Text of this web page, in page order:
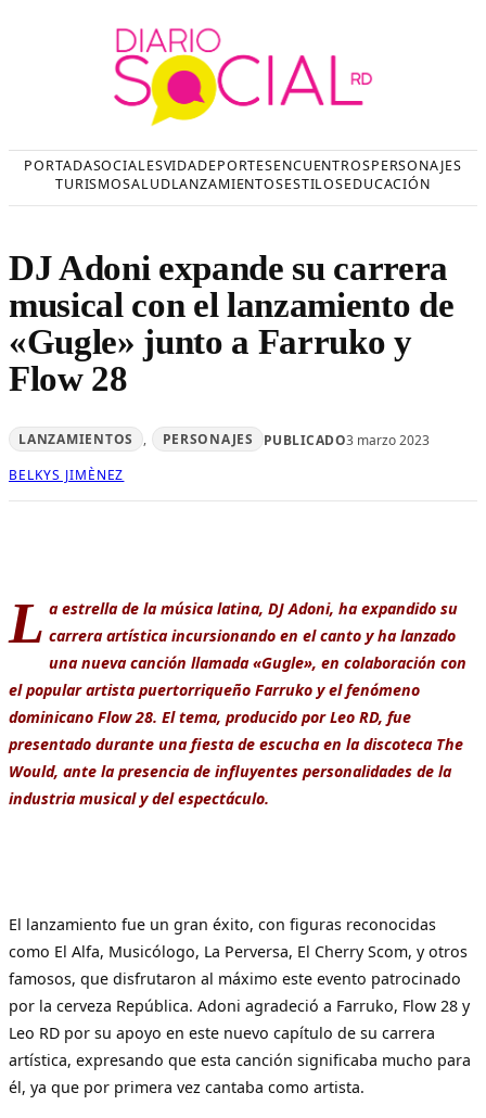
PORTADASOCIALESVIDADEPORTESENCUENTROSPERSONAJES
TURISMOSALUDLANZAMIENTOSESTILOSEDUCACIÓN
DJ Adoni expande su carrera
musical con el lanzamiento de
«Gugle» junto a Farruko y
Flow 28
LANZAMIENTOS , PERSONAJES PUBLICADO3 marzo 2023
BELKYS JIMÈNEZ
L a estrella de la música latina, DJ Adoni, ha expandido su
carrera artística incursionando en el canto y ha lanzado
una nueva canción llamada «Gugle», en colaboración con
el popular artista puertorriqueño Farruko y el fenómeno
dominicano Flow 28. El tema, producido por Leo RD, fue
presentado durante una fiesta de escucha en la discoteca The
Would, ante la presencia de influyentes personalidades de la
industria musical y del espectáculo.
El lanzamiento fue un gran éxito, con figuras reconocidas
como El Alfa, Musicólogo, La Perversa, El Cherry Scom, y otros
famosos, que disfrutaron al máximo este evento patrocinado
por la cerveza República. Adoni agradeció a Farruko, Flow 28 y
Leo RD por su apoyo en este nuevo capítulo de su carrera
artística, expresando que esta canción significaba mucho para
él, ya que por primera vez cantaba como artista.